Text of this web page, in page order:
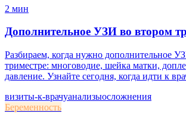
2 мин
Дополнительное УЗИ во втором
Разбираем, когда нужно дополнительное
триместре: многоводие, шейка матки,
давление. Узнайте сегодня, когда идти к
визиты-к-врачуанализыосложнения
Беременность